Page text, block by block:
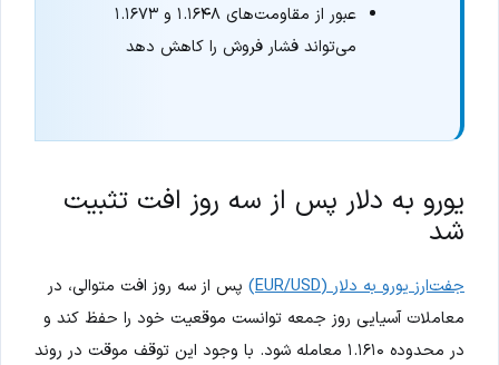
عبور از مقاومت‌های ۱.۱۶۴۸ و ۱.۱۶۷۳
می‌تواند فشار فروش را کاهش دهد
یورو به دلار پس از سه روز افت تثبیت
شد
جفت‌ارز یورو به دلار (EUR/USD)
پس از سه روز افت متوالی، در
معاملات آسیایی روز جمعه توانست موقعیت خود را حفظ کند و
در محدوده ۱.۱۶۱۰ معامله شود. با وجود این توقف موقت در روند